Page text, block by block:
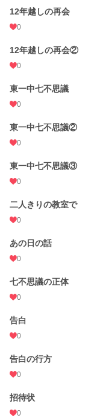
12年越しの再会
0
12年越しの再会②
0
東一中七不思議
0
東一中七不思議②
0
東一中七不思議③
0
二人きりの教室で
0
あの日の話
0
七不思議の正体
0
告白
0
告白の行方
0
招待状
0